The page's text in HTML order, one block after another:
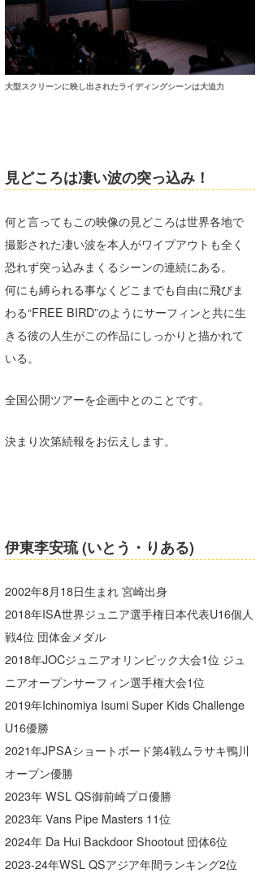
大型スクリーンに映し出されたライディングシーンは大迫力
見どころは凄い波の突っ込み！
何と言ってもこの映像の見どころは世界各地で
撮影された凄い波を本人がワイプアウトも全く
恐れず突っ込みまくるシーンの連続にある。
何にも縛られる事なくどこまでも自由に飛びま
わる“FREE BIRD”のようにサーフィンと共に生
きる彼の人生がこの作品にしっかりと描かれて
いる。
全国公開ツアーを企画中とのことです。
決まり次第続報をお伝えします。
伊東李安琉 (いとう・りある)
2002年8月18日生まれ 宮崎出身
2018年ISA世界ジュニア選手権日本代表U16個人
戦4位 団体金メダル
2018年JOCジュニアオリンピック大会1位 ジュ
ニアオープンサーフィン選手権大会1位
2019年Ichinomiya Isumi Super Kids Challenge
U16優勝
2021年JPSAショートボード第4戦ムラサキ鴨川
オープン優勝
2023年 WSL QS御前崎プロ優勝
2023年 Vans Pipe Masters 11位
2024年 Da Hui Backdoor Shootout 団体6位
2023-24年WSL QSアジア年間ランキング2位